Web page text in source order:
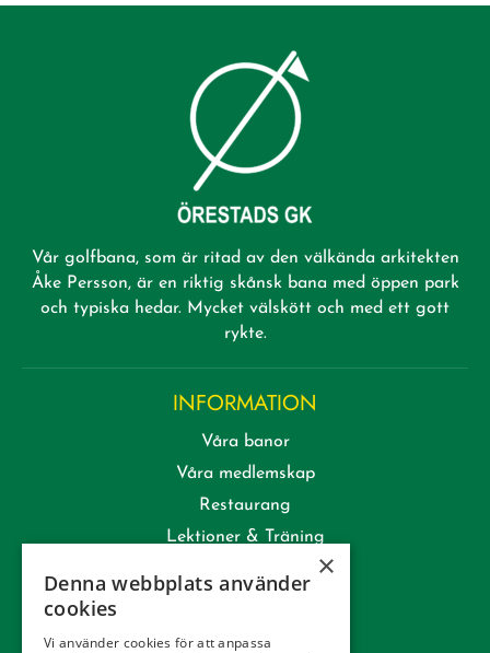
Vår golfbana, som är ritad av den välkända arkitekten
Åke Persson, är en riktig skånsk bana med öppen park
och typiska hedar. Mycket välskött och med ett gott
rykte.
INFORMATION
Våra banor
Våra medlemskap
Restaurang
Lektioner & Träning
×
Denna webbplats använder
cookies
Vi använder cookies för att anpassa